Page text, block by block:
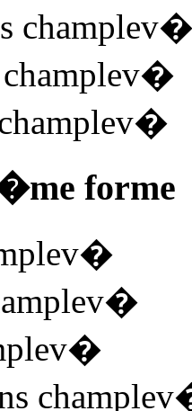
champlev
�
�
forme
�
�
�
champlev